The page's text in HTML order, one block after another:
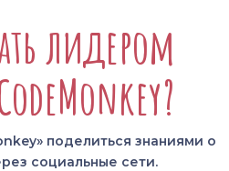
лидером
поделиться знаниями о
социальные сети.